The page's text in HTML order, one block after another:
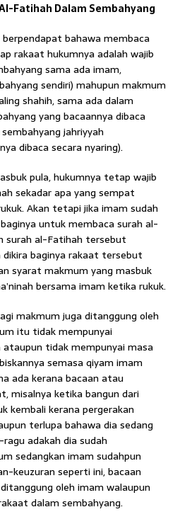
Fatihah Dalam Sembahyang
bahawa membaca
rakaat hukumnya adalah wajib
sama ada imam,
sendiri) mahupun makmum
shahih, sama ada dalam
yang bacaannya dibaca
jahriyyah
dibaca secara nyaring).
pula, hukumnya tetap wajib
sekadar apa yang sempat
Akan tetapi jika imam sudah
untuk membaca surah al-
surah al-Fatihah tersebut
baginya rakaat tersebut
syarat makmum yang masbuk
bersama imam ketika rukuk.
makmum juga ditanggung oleh
itu tidak mempunyai
tidak mempunyai masa
semasa qiyam imam
ada kerana bacaan atau
misalnya ketika bangun dari
kembali kerana pergerakan
terlupa bahawa dia sedang
adakah dia sudah
sedangkan imam sudahpun
keuzuran seperti ini, bacaan
oleh imam walaupun
dalam sembahyang.